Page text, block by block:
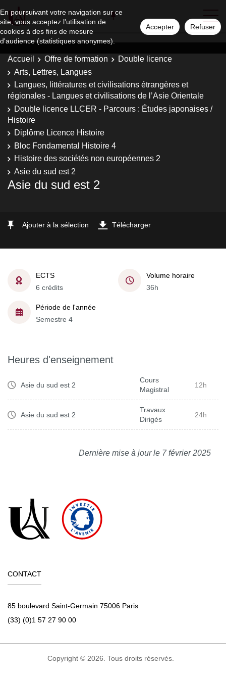
En poursuivant votre navigation sur ce
site, vous acceptez l'utilisation de
cookies à des fins de mesure
d'audience (statistiques anonymes).
Accepter Refuser
Accueil Offre de formation
Double licence
Arts, Lettres, Langues
Langues, littératures et civilisations étrangères et
régionales - Langues et civilisations de l’Asie Orientale
Double licence LLCER - Parcours : Études japonaises /
Histoire
Diplôme Licence Histoire
Bloc Fondamental Histoire 4
Histoire des sociétés non européennes 2
Asie du sud est 2
Asie du sud est 2
Ajouter à la sélection Télécharger
ECTS
6 crédits
Volume horaire
36h
Période de l'année
Semestre 4
Heures d'enseignement
Asie du sud est 2
Cours
Magistral
12h
Asie du sud est 2
Travaux
Dirigés
24h
Dernière mise à jour le 7 février 2025
CONTACT
85 boulevard Saint-Germain 75006 Paris
(33) (0)1 57 27 90 00
Copyright © 2026. Tous droits réservés.